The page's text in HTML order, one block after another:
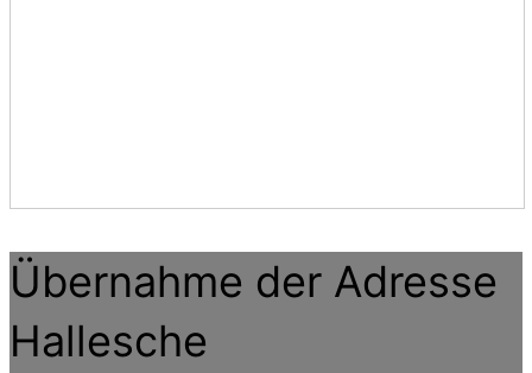
Übernahme der Adresse
Hallesche